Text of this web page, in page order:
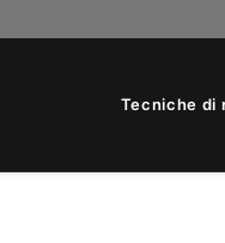
Tecniche di